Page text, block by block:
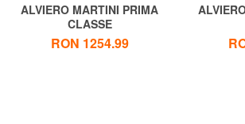
ALVIERO MARTINI PRIMA
CLASSE
GEO CLASSIC Rucsac rotund
RON 1254.99
GEO